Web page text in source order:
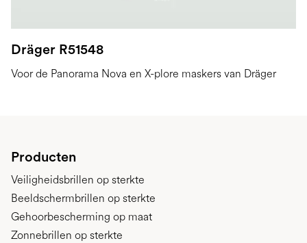
Dräger R51548
Voor de Panorama Nova en X-plore maskers van Dräger
Producten
Veiligheidsbrillen op sterkte
Beeldschermbrillen op sterkte
Gehoorbescherming op maat
Zonnebrillen op sterkte